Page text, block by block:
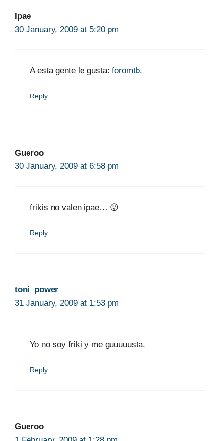
Ipae
30 January, 2009 at 5:20 pm
A esta gente le gusta: foromtb.
Reply
Gueroo
30 January, 2009 at 6:58 pm
frikis no valen ipae… 😛
Reply
toni_power
31 January, 2009 at 1:53 pm
Yo no soy friki y me guuuuusta.
Reply
Gueroo